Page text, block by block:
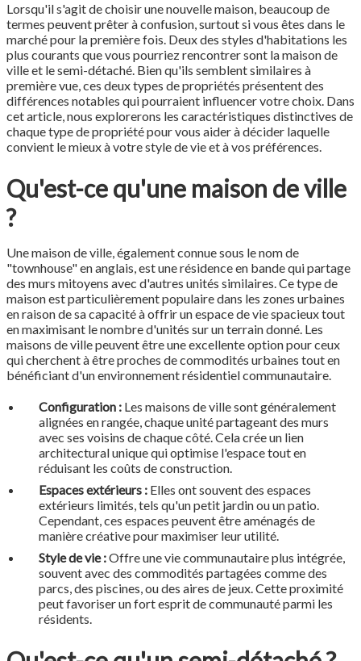
Lorsqu'il s'agit de choisir une nouvelle maison, beaucoup de
termes peuvent prêter à confusion, surtout si vous êtes dans le
marché pour la première fois. Deux des styles d'habitations les
plus courants que vous pourriez rencontrer sont la maison de
ville et le semi-détaché. Bien qu'ils semblent similaires à
première vue, ces deux types de propriétés présentent des
différences notables qui pourraient influencer votre choix. Dans
cet article, nous explorerons les caractéristiques distinctives de
chaque type de propriété pour vous aider à décider laquelle
convient le mieux à votre style de vie et à vos préférences.
Qu'est-ce qu'une maison de ville
?
Une maison de ville, également connue sous le nom de
"townhouse" en anglais, est une résidence en bande qui partage
des murs mitoyens avec d'autres unités similaires. Ce type de
maison est particulièrement populaire dans les zones urbaines
en raison de sa capacité à offrir un espace de vie spacieux tout
en maximisant le nombre d'unités sur un terrain donné. Les
maisons de ville peuvent être une excellente option pour ceux
qui cherchent à être proches de commodités urbaines tout en
bénéficiant d'un environnement résidentiel communautaire.
Configuration : Les maisons de ville sont généralement
alignées en rangée, chaque unité partageant des murs
avec ses voisins de chaque côté. Cela crée un lien
architectural unique qui optimise l'espace tout en
réduisant les coûts de construction.
Espaces extérieurs : Elles ont souvent des espaces
extérieurs limités, tels qu'un petit jardin ou un patio.
Cependant, ces espaces peuvent être aménagés de
manière créative pour maximiser leur utilité.
Style de vie :Offre une vie communautaire plus intégrée,
souvent avec des commodités partagées comme des
parcs, des piscines, ou des aires de jeux. Cette proximité
peut favoriser un fort esprit de communauté parmi les
résidents.